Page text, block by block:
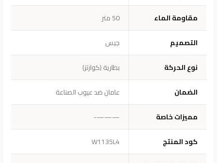
مقاومة الماء
50 متر
التصميم
جيس
نوع الحركة
بطارية (كوارتز)
الضمان
عامان ضد عيوب الصناعة
مميزات خاصة
———-
كود المنتج
W1135L4